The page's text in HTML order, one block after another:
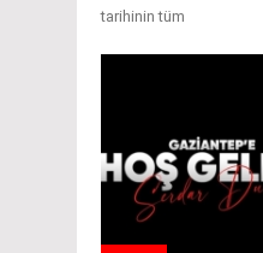
tarihinin tüm